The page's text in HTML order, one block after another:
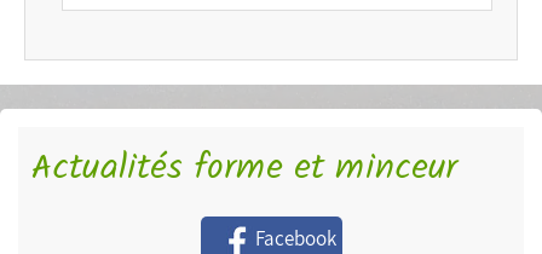
Actualités forme et minceur
Facebook